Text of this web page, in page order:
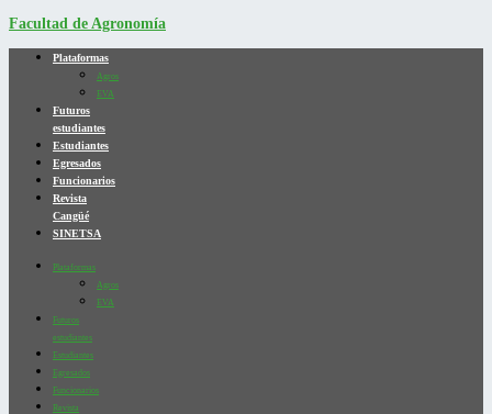
Facultad de Agronomía
Plataformas
Agros
EVA
Futuros
estudiantes
Estudiantes
Egresados
Funcionarios
Revista
Cangüé
SINETSA
Plataformas
Agros
EVA
Futuros
estudiantes
Estudiantes
Egresados
Funcionarios
Revista